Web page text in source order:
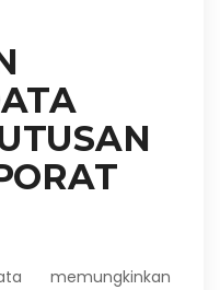
memungkinkan